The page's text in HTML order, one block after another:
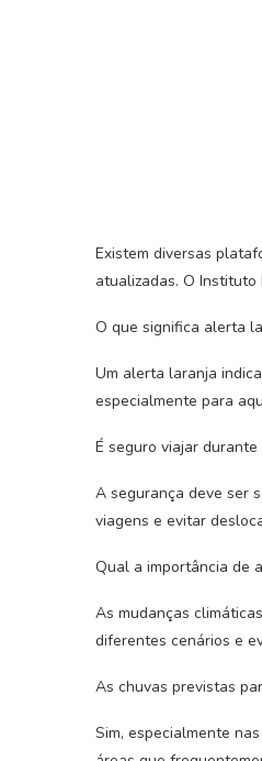
Existem diversas
atualizadas. O
O que significa alerta
Um alerta laranja
especialmente para
É seguro viajar
A segurança deve ser
viagens e evitar
Qual a importância de
As mudanças
diferentes cenários e
As chuvas previstas
Sim, especialmente